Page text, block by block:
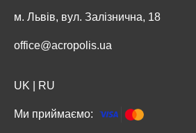
м. Львів, вул. Залізнична, 18
office@acropolis.ua
UK RU
Ми приймаємо: